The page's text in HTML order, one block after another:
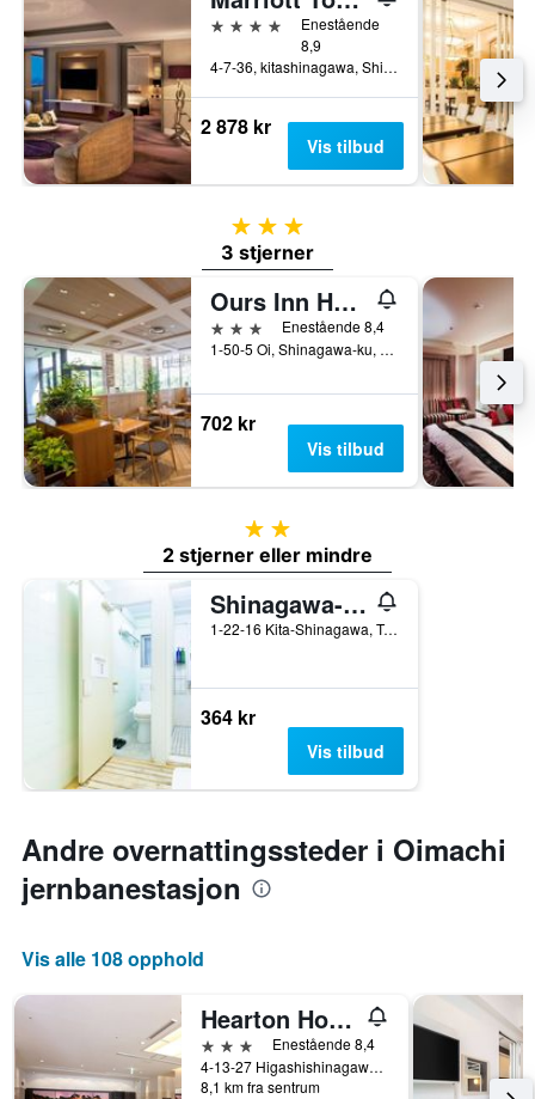
4 stjerner
Enestående
8,9
4-7-36, kitashinagawa, Shinagawa-ku, Tokyo, Japan
2 878 kr
Vis tilbud
3 stjerner
3 stjerner
Ours Inn Hankyu
3 stjernerEnestående 8,4
1-50-5 Oi, Shinagawa-ku, Tokyo, Japan
702 kr
Vis tilbud
2 stjerner
2 stjerner eller mindre
Shinagawa-Shuku Guest House & Tours - Hostel
1-22-16 Kita-Shinagawa, Tokyo, Japan
364 kr
Vis tilbud
Andre overnattingssteder i Oimachi
jernbanestasjon
Vis alle 108 opphold
Hearton Hotel Higashishinagawa
3 stjernerEnestående 8,4
4-13-27 Higashishinagawa, Shinagawa-ku, Tokyo, Japan
8,1 km fra sentrum